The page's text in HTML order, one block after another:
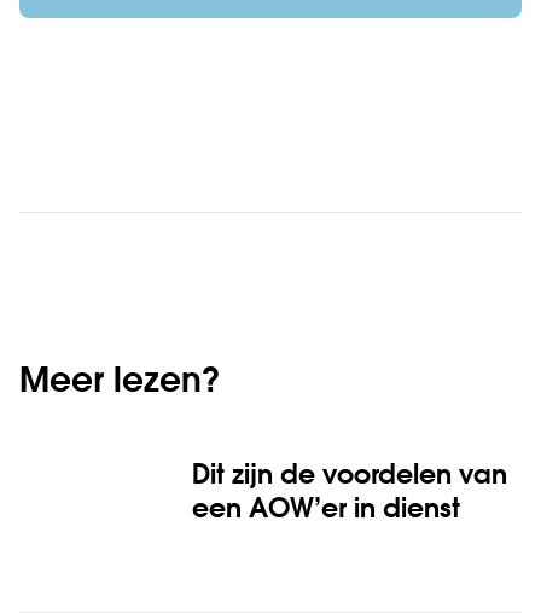
Meer lezen?
Dit zijn de voordelen van
een AOW’er in dienst